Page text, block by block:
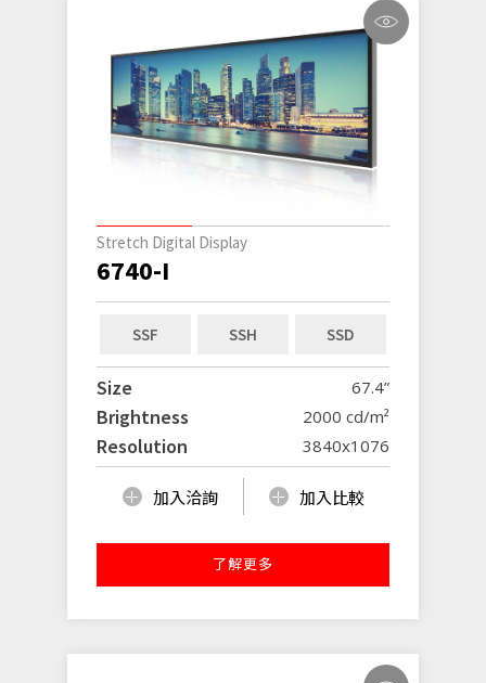
Stretch Digital Display
6740-I
SSF SSH SSD
Size 67.4”
Brightness 2000 cd/m²
Resolution 3840x1076
加入洽詢 加入比較
了解更多